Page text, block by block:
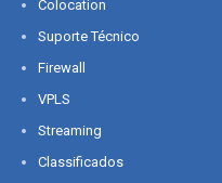
Colocation
Suporte Técnico
Firewall
VPLS
Streaming
Classificados